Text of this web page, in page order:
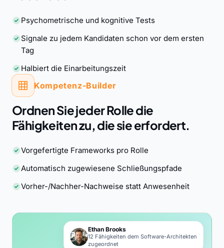
Psychometrische und kognitive Tests
Signale zu jedem Kandidaten schon vor dem ersten
Tag
Halbiert die Einarbeitungszeit
Kompetenz-Builder
Ordnen Sie jeder Rolle die
Fähigkeiten zu, die sie erfordert.
Vorgefertigte Frameworks pro Rolle
Automatisch zugewiesene Schließungspfade
Vorher-/Nachher-Nachweise statt Anwesenheit
Ethan Brooks
12 Fähigkeiten dem Software-Architekten
zugeordnet